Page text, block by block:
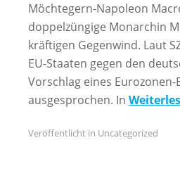
Möchtegern-Napoleon
doppelzüngige Monarchin
kräftigen Gegenwind. Laut
EU-Staaten gegen den
Vorschlag eines Eurozonen-
ausgesprochen. In
Veröffentlicht in Uncategorized